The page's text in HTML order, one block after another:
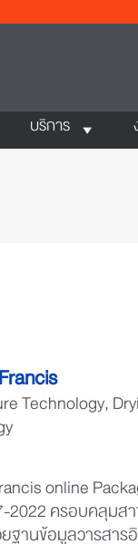
บริการ
Francis
Technology,
online
2022 ครอบคลุมสา
ฐานข้อมูลวารสาร